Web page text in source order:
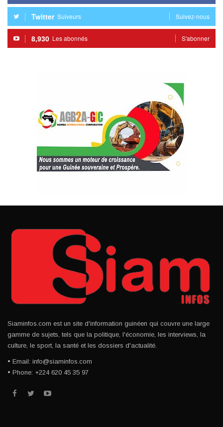
Twitter Suiveurs Suivez-nous
8,930 Les abonnés S'abonner
Siaminfos.com est un site d'information guinéen qui couvre une large
gamme de sujets, tels que la politique, l'économie, les interviews, la
culture, le sport, la santé et les dossiers d'actualité.
• Email: info@siaminfos.com
• Phone: +224 620 45 35 97